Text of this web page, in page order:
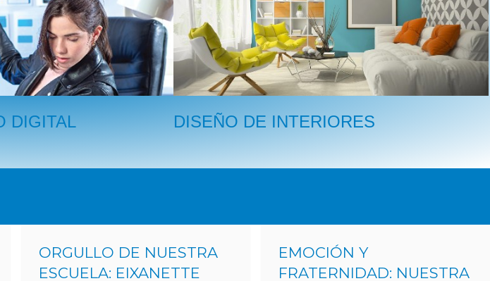
DIGITAL DISEÑO DE INTERIORES
ORGULLO DE NUESTRA
ESCUELA: EIXANETTE
EMOCIÓN Y
FRATERNIDAD: NUESTRA